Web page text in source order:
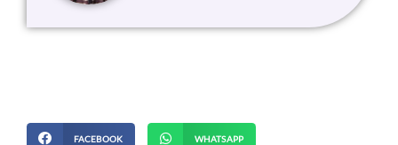
FACEBOOK WHATSAPP